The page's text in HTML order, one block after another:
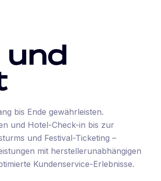
und
bis Ende gewährleisten.
und Hotel-Check-in bis zur
und Festival-Ticketing –
mit herstellerunabhängigen
Kundenservice-Erlebnisse.